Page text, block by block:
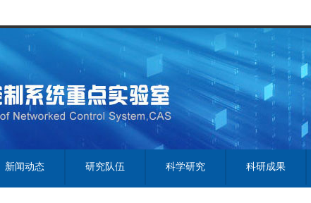
新闻动态 研究队伍 科学研究 科研成果